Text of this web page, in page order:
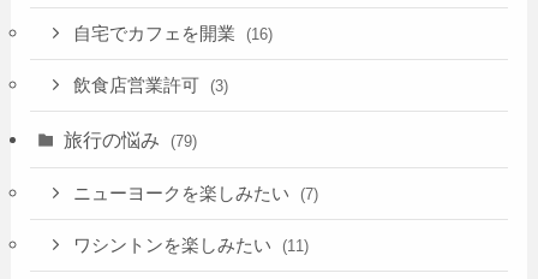
自宅でカフェを開業 (16)
飲食店営業許可 (3)
旅行の悩み (79)
ニューヨークを楽しみたい (7)
ワシントンを楽しみたい (11)